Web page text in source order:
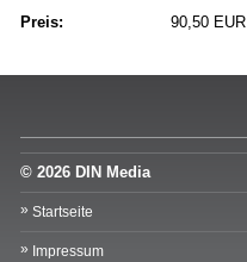
Preis:
90,50 EUR
© 2026 DIN Media
Startseite
Impressum